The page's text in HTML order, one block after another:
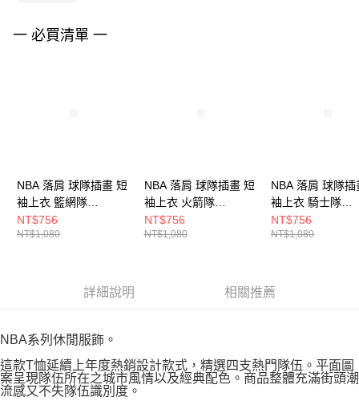
４．使用「AFTEE先享後付」時，將依據個別帳號之用戶狀況，依本公司即
一 必買清單 一
NBA 落肩 球隊插畫 短
袖上衣 籃網隊
3525103120
NT$756
NT$1,080
NBA 落肩 球隊插畫 短
袖上衣 火箭隊
3625101080
NT$756
NT$1,080
NBA 落肩 球隊插
袖上衣 騎士隊
3625100942
NT$756
NT$1,080
詳細說明 相關推薦
NBA系列休閒服飾。
這款T恤延續上年度熱銷設計款式，精選四支熱門隊伍。平面圖
案呈現隊伍所在之城市風情以及經典配色。商品整體充滿街頭潮
流感又不失隊伍識別度。